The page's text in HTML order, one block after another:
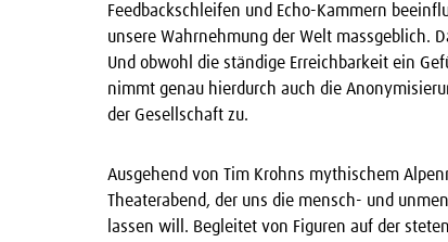
Feedbackschleifen und Echo-Kammern
unsere Wahrnehmung der Welt massgeblich.
Und obwohl die ständige Erreichbarkeit ein
nimmt genau hierdurch auch die
der Gesellschaft zu.
Ausgehend von Tim Krohns mythischem
Theaterabend, der uns die mensch- und
lassen will. Begleitet von Figuren auf der